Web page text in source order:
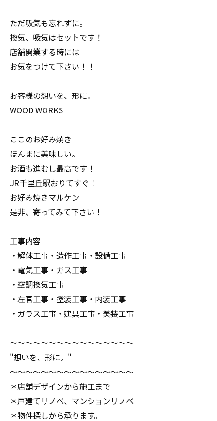
ただ吸気も忘れずに。
換気、吸気はセットです！
店舗開業する時には
お気をつけて下さい！！
お客様の想いを、形に。
WOOD WORKS
ここのお好み焼き
ほんまに美味しい。
お酒も進むし最高です！
JR千里丘駅おりてすぐ！
お好み焼きマルケン
是非、寄ってみて下さい！
工事内容
・解体工事・造作工事・設備工事
・電気工事・ガス工事
・空調換気工事
・左官工事・塗装工事・内装工事
・ガラス工事・建具工事・美装工事
〜〜〜〜〜〜〜〜〜〜〜〜〜〜〜〜
"想いを、形に。"
〜〜〜〜〜〜〜〜〜〜〜〜〜〜〜〜
＊店舗デザインから施工まで
＊戸建てリノベ、マンションリノベ
＊物件探しから承ります。